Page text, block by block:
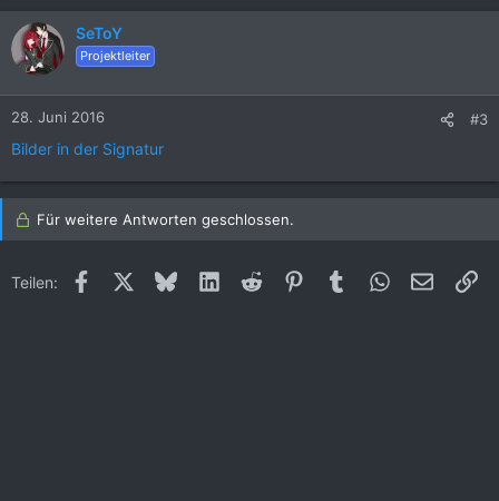
SeToY
Projektleiter
28. Juni 2016 #3
Bilder in der Signatur
Für weitere Antworten geschlossen.
Teilen: FacebookX (Twitter)
BlueskyLinkedInReddit PinterestTumblrWhatsApp
E-Mail